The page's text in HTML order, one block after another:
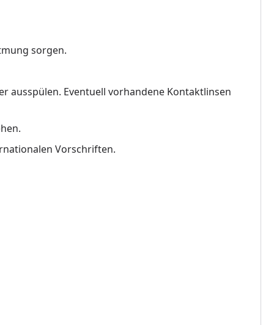
sorgen.
ausspülen. Eventuell vorhandene Kontaktlinsen
Vorschriften.